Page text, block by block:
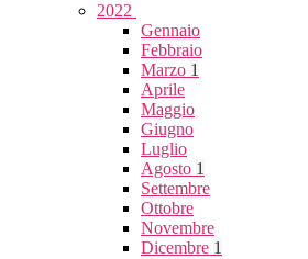
2022
Gennaio
Febbraio
Marzo 1
Aprile
Maggio
Giugno
Luglio
Agosto 1
Settembre
Ottobre
Novembre
Dicembre 1